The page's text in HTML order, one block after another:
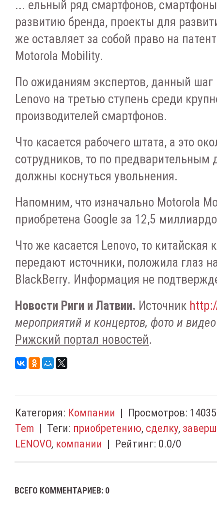
... ельный ряд смартфонов,
развитию бренда, проекты для
же оставляет за собой право на
Motorola Mobility.
По ожиданиям экспертов, данный шаг
Lenovo на третью ступень среди
производителей смартфонов.
Что касается рабочего штата, а это
сотрудников, то по предварительным
должны коснуться увольнения.
Напомним, что изначально Motorola
приобретена Google за 12,5
Что же касается Lenovo, то китайская
передают источники, положила глаз
BlackBerry. Информация не
Новости Риги и Латвии. Источник
мероприятий и концертов, фото и
Рижский портал новостей.
Категория: Компании | Просмотров: 14035
Tem | Теги: приобретению, сделку,
LENOVO, компании | Рейтинг: 0.0/0
ВСЕГО КОММЕНТАРИЕВ: 0